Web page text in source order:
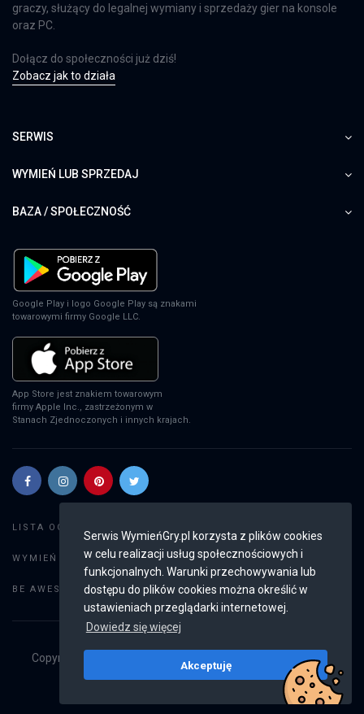
Serwis WymieńGry.pl korzysta z plików cookies
w celu realizacji usług społecznościowych i
funkcjonalnych. Warunki przechowywania lub
dostępu do plików cookies można określić w
ustawieniach przeglądarki internetowej.
Dowiedz się więcej
Akceptuję
graczy, służący do legalnej wymiany i sprzedaży gier na konsole
oraz PC.
Dołącz do społeczności już dziś!
Zobacz jak to działa
SERWIS
WYMIEŃ LUB SPRZEDAJ
BAZA / SPOŁECZNOŚĆ
Google Play i logo Google Play są znakami
towarowymi firmy Google LLC.
App Store jest znakiem towarowym
firmy Apple Inc., zastrzeżonym w
Stanach Zjednoczonych i innych krajach.
LISTA OGŁOSZEŃ:
WYMIEŃ GRY: Dodaj ogłoszenie
BE AWESOME: Weryfikacja konta
Copyright © 2019 - 2026
Wszystkie prawa
v2.8.4